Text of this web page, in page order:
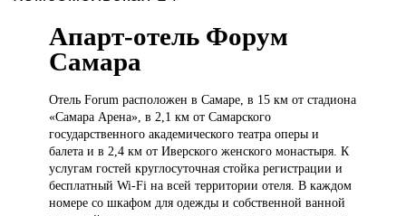
Апарт-отель Форум
Самара
Отель Forumрасположен в Самаре, в 15 км от стадиона
«Самара Арена», в 2,1 км от Самарского
государственного академического театра оперы и
балета и в 2,4 км от Иверского женского монастыря. К
услугам гостей круглосуточная стойка регистрации и
бесплатный Wi-Fi на всей территории отеля. В каждом
номере со шкафом для одежды и собственной ванной